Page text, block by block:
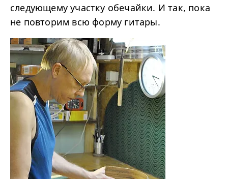
следующему участку обечайки. И так, пока
не повторим всю форму гитары.